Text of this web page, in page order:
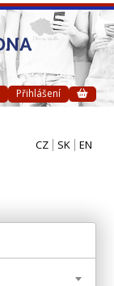
Přihlášení
CZ SK EN